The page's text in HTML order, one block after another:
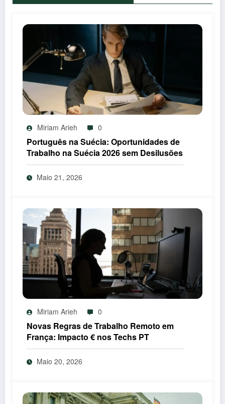
Miriam Arieh 0
Português na Suécia: Oportunidades de
Trabalho na Suécia 2026 sem Desilusões
Maio 21, 2026
Miriam Arieh 0
Novas Regras de Trabalho Remoto em
França: Impacto € nos Techs PT
Maio 20, 2026